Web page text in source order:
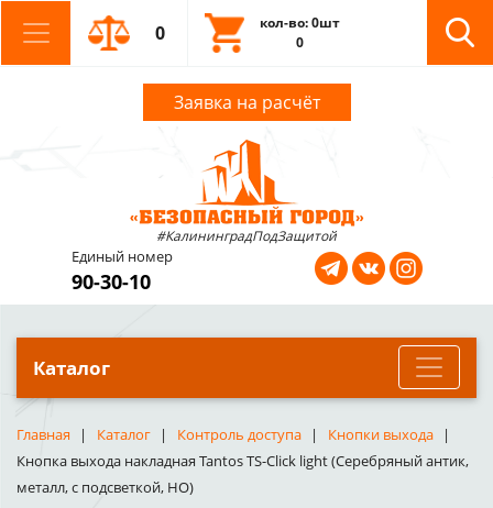
0
кол-во: 0шт
0
Заявка на расчёт
#КалининградПодЗащитой
Единый номер
90-30-10
Каталог
Главная Каталог Контроль доступа
Кнопки выхода
Кнопка выхода накладная Tantos TS-Click light (Серебряный антик,
металл, с подсветкой, НО)